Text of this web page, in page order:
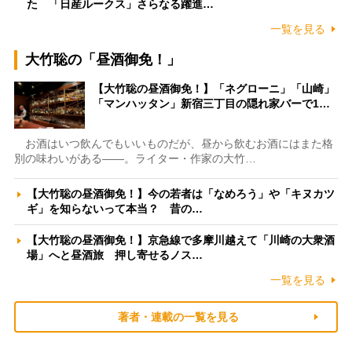
た 「日産ルークス」さらなる躍進…
一覧を見る
大竹聡の「昼酒御免！」
【大竹聡の昼酒御免！】「ネグローニ」「山崎」
「マンハッタン」新宿三丁目の隠れ家バーで1…
お酒はいつ飲んでもいいものだが、昼から飲むお酒にはまた格
別の味わいがある――。ライター・作家の大竹…
【大竹聡の昼酒御免！】今の若者は「なめろう」や「キヌカツ
ギ」を知らないって本当？ 昔の…
【大竹聡の昼酒御免！】京急線で多摩川越えて「川崎の大衆酒
場」へと昼酒旅 押し寄せるノス…
一覧を見る
著者・連載の一覧を見る